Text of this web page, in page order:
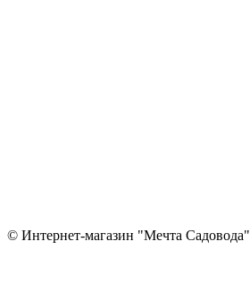
© Интернет-магазин "Мечта Садовода"